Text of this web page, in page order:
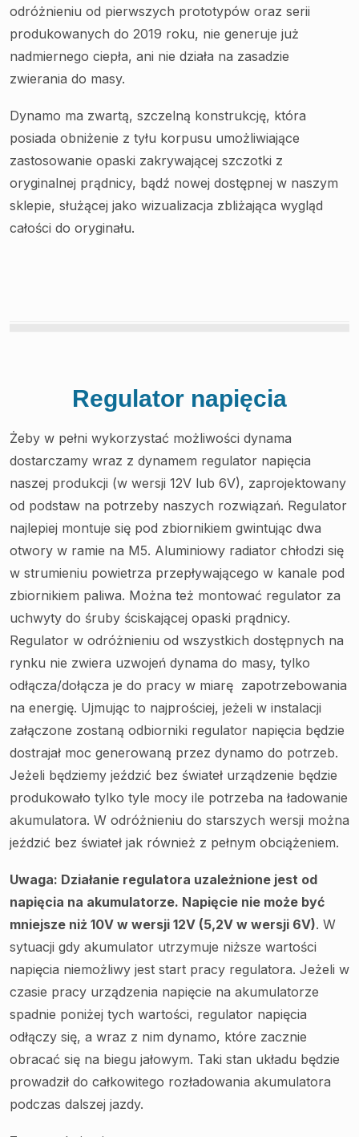
odróżnieniu od pierwszych prototypów oraz serii
produkowanych do 2019 roku, nie generuje już
nadmiernego ciepła, ani nie działa na zasadzie
zwierania do masy.
Dynamo ma zwartą, szczelną konstrukcję, która
posiada obniżenie z tyłu korpusu umożliwiające
zastosowanie opaski zakrywającej szczotki z
oryginalnej prądnicy, bądź nowej dostępnej w naszym
sklepie, służącej jako wizualizacja zbliżająca wygląd
całości do oryginału.
Regulator napięcia
Żeby w pełni wykorzystać możliwości dynama
dostarczamy wraz z dynamem regulator napięcia
naszej produkcji (w wersji 12V lub 6V), zaprojektowany
od podstaw na potrzeby naszych rozwiązań. Regulator
najlepiej montuje się pod zbiornikiem gwintując dwa
otwory w ramie na M5. Aluminiowy radiator chłodzi się
w strumieniu powietrza przepływającego w kanale pod
zbiornikiem paliwa. Można też montować regulator za
uchwyty do śruby ściskającej opaski prądnicy.
Regulator w odróżnieniu od wszystkich dostępnych na
rynku nie zwiera uzwojeń dynama do masy, tylko
odłącza/dołącza je do pracy w miarę zapotrzebowania
na energię. Ujmując to najprościej, jeżeli w instalacji
załączone zostaną odbiorniki regulator napięcia będzie
dostrajał moc generowaną przez dynamo do potrzeb.
Jeżeli będziemy jeździć bez świateł urządzenie będzie
produkowało tylko tyle mocy ile potrzeba na ładowanie
akumulatora. W odróżnieniu do starszych wersji można
jeździć bez świateł jak również z pełnym obciążeniem.
Uwaga: Działanie regulatora uzależnione jest od
napięcia na akumulatorze. Napięcie nie może być
mniejsze niż 10V w wersji 12V (5,2V w wersji 6V). W
sytuacji gdy akumulator utrzymuje niższe wartości
napięcia niemożliwy jest start pracy regulatora. Jeżeli w
czasie pracy urządzenia napięcie na akumulatorze
spadnie poniżej tych wartości, regulator napięcia
odłączy się, a wraz z nim dynamo, które zacznie
obracać się na biegu jałowym. Taki stan układu będzie
prowadził do całkowitego rozładowania akumulatora
podczas dalszej jazdy.